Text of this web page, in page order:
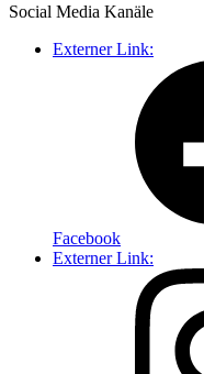
Social Media Kanäle
Externer Link:
Facebook
Externer Link: